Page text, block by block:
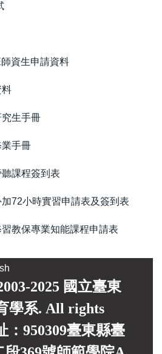
資生申請資料
料
究生手冊
業手冊
聽課程簽到表
加72小時實習申請表及簽到表
習教保專業知能課程申請表
2025 國立臺東
學系. All rights
：950309臺東縣臺